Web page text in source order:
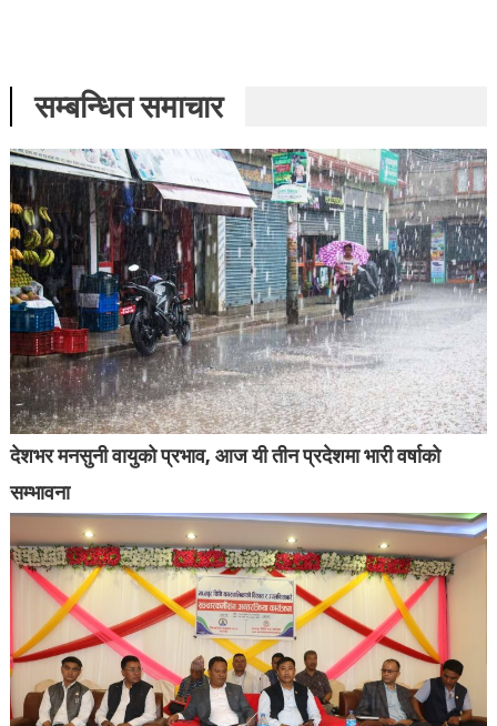
सम्बन्धित समाचार
देशभर मनसुनी वायुको प्रभाव, आज यी तीन प्रदेशमा भारी वर्षाको
सम्भावना